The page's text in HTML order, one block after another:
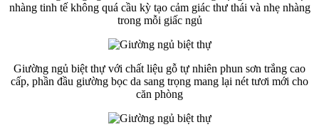
nhàng tinh tế không quá cầu kỳ tạo cảm giác thư thái và nhẹ nhàng
trong mỗi giấc ngủ
Giường ngủ biệt thự với chất liệu gỗ tự nhiên phun sơn trắng cao
cấp, phần đầu giường bọc da sang trọng mang lại nét tươi mới cho
căn phòng